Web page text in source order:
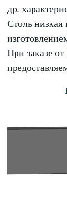
др.
Столь низкая
При заказе